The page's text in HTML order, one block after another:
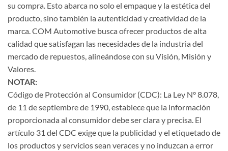
su compra. Esto abarca no solo el empaque y la estética del
producto, sino también la autenticidad y creatividad de la
marca. COM Automotive busca ofrecer productos de alta
calidad que satisfagan las necesidades de la industria del
mercado de repuestos, alineándose con su Visión, Misión y
Valores.
NOTAR:
Código de Protección al Consumidor (CDC): La Ley N° 8.078,
de 11 de septiembre de 1990, establece que la información
proporcionada al consumidor debe ser clara y precisa. El
artículo 31 del CDC exige que la publicidad y el etiquetado de
los productos y servicios sean veraces y no induzcan a error